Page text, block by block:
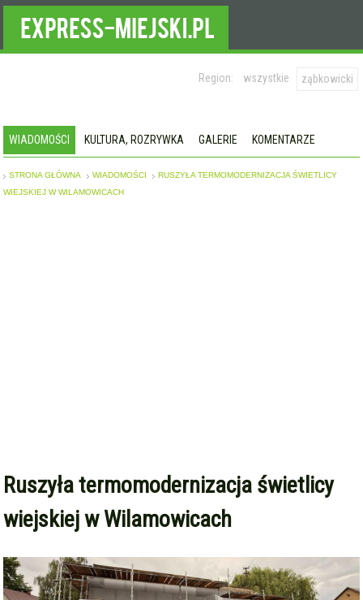
Region: wszystkie ząbkowicki
WIADOMOŚCI KULTURA, ROZRYWKA GALERIE KOMENTARZE
STRONA GŁÓWNA WIADOMOŚCI
RUSZYŁA TERMOMODERNIZACJA ŚWIETLICY
WIEJSKIEJ W WILAMOWICACH
Ruszyła termomodernizacja świetlicy
wiejskiej w Wilamowicach